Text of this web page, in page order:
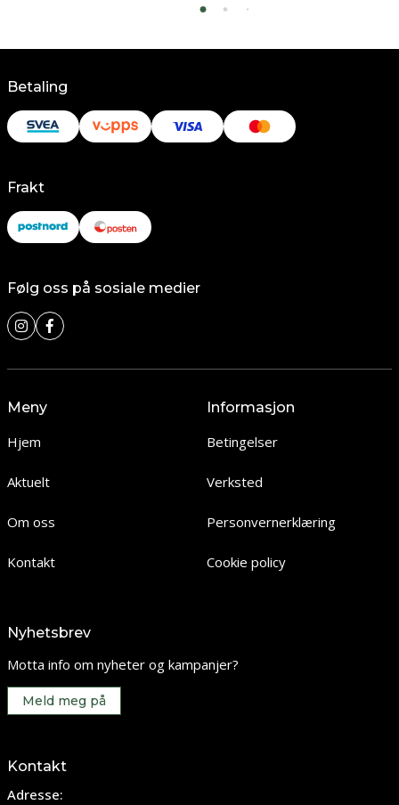
Betaling
Frakt
Følg oss på sosiale medier
Meny
Hjem
Aktuelt
Om oss
Kontakt
Informasjon
Betingelser
Verksted
Personvernerklæring
Cookie policy
Nyhetsbrev
Motta info om nyheter og kampanjer?
Meld meg på
Kontakt
Adresse: